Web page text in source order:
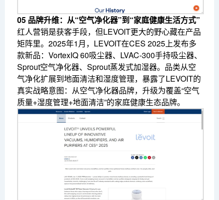
05 品牌升维：从“空气净化器”到“家庭健康生活方式”
红人营销是获客手段，但LEVOIT更大的野心藏在产品
矩阵里。2025年1月，LEVOIT在CES 2025上发布多
款新品：VortexIQ 60吸尘器、LVAC-300手持吸尘器、
Sprout空气净化器、Sprout蒸发式加湿器。品类从空
气净化扩展到地面清洁和湿度管理，暴露了LEVOIT的
真实战略意图：从空气净化器品牌，升级为覆盖“空气
质量+湿度管理+地面清洁”的家庭健康生态品牌。